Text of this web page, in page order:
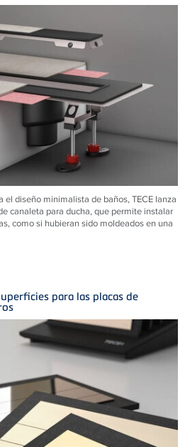
diseño minimalista de baños, TECE lanza
canaleta para ducha, que permite instalar
como si hubieran sido moldeados en una
para las placas de